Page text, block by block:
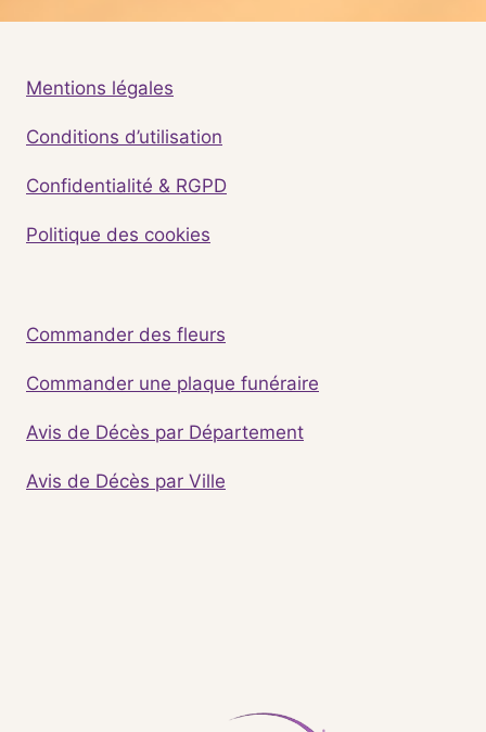
Mentions légales
Conditions d’utilisation
Confidentialité & RGPD
Politique des cookies
Commander des fleurs
Commander une plaque funéraire
Avis de Décès par Département
Avis de Décès par Ville